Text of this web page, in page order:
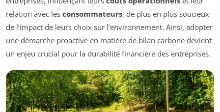
relation avec les consommateurs, de plus en plus soucieux
de l’impact de leurs choix sur l’environnement. Ainsi, adopter
une démarche proactive en matière de bilan carbone devient
un enjeu crucial pour la durabilité financière des entreprises.